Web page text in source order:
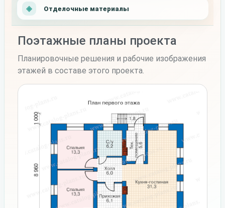
Отделочные материалы
Поэтажные планы проекта
Планировочные решения и рабочие изображения
этажей в составе этого проекта.